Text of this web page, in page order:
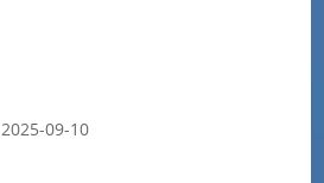
i realtid till tumörens
2025-09-10